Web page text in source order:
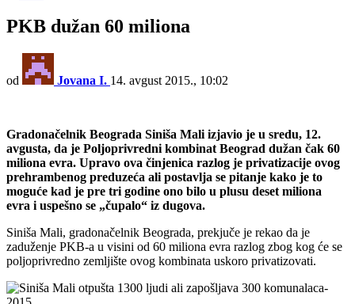
PKB dužan 60 miliona
od Jovana I. 14. avgust 2015., 10:02
Gradonačelnik Beograda Siniša Mali izjavio je u sredu, 12.
avgusta, da je Poljoprivredni kombinat Beograd dužan čak 60
miliona evra. Upravo ova činjenica razlog je privatizacije ovog
prehrambenog preduzeća ali postavlja se pitanje kako je to
moguće kad je pre tri godine ono bilo u plusu deset miliona
evra i uspešno se „čupalo“ iz dugova.
Siniša Mali, gradonačelnik Beograda, prekjuče je rekao da je
zaduženje PKB-a u visini od 60 miliona evra razlog zbog kog će se
poljoprivredno zemljište ovog kombinata uskoro privatizovati.